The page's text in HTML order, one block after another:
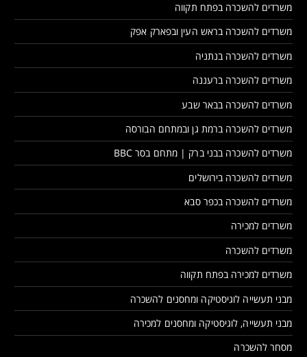
משרדים להשכרה בפתח תקווה
משרדים להשכרה בראש העין ובפארק אפק
משרדים להשכרה בנתניה
משרדים להשכרה ברעננה
משרדים להשכרה בבאר שבע
משרדים להשכרה ברמת גן ובמתחם הבורסה
משרדים להשכרה בבני ברק | מתחם בסר BBC
משרדים להשכרה בירושלים
משרדים להשכרה בכפר סבא
משרדים למכירה
משרדים להשכרה
משרדים למכירה בפתח תקווה
מבני תעשייה לוגיסטיקה ומחסנים להשכרה
מבני תעשייה, לוגיסטיקה ומחסנים למכירה
מסחר להשכרה